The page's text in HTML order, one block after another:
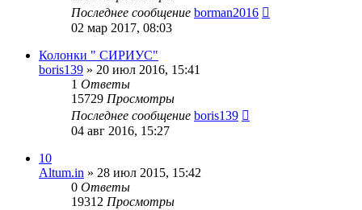
Последнее сообщение borman2016
02 мар 2017, 08:03
Колонки " СИРИУС"
boris139 » 20 июл 2016, 15:41
1 Ответы
15729 Просмотры
Последнее сообщение boris139
04 авг 2016, 15:27
10
Altum.in » 28 июл 2015, 15:42
0 Ответы
19312 Просмотры